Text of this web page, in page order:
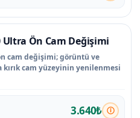
Ön Cam Değişimi
cam değişimi; görüntü ve
cam yüzeyinin yenilenmesi
3.640₺